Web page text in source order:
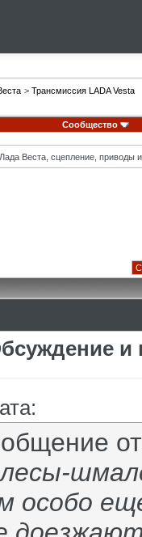
> Трансмиссия LADA Vesta
Сообщество
Веста, сцепление, приводы и
особо